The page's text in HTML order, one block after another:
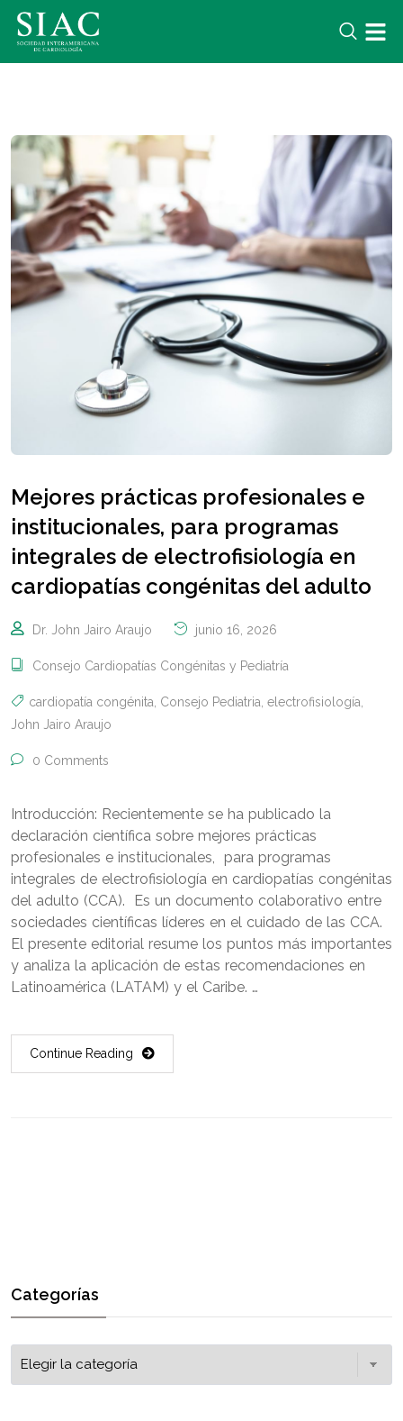
Mejores prácticas profesionales e
institucionales, para programas
integrales de electrofisiología en
cardiopatías congénitas del adulto
Dr. John Jairo Araujo junio 16, 2026
Consejo Cardiopatías Congénitas y Pediatría
cardiopatía congénita, Consejo Pediatria, electrofisiología,
John Jairo Araujo
0 Comments
Introducción: Recientemente se ha publicado la
declaración científica sobre mejores prácticas
profesionales e institucionales, para programas
integrales de electrofisiología en cardiopatías congénitas
del adulto (CCA). Es un documento colaborativo entre
sociedades científicas líderes en el cuidado de las CCA.
El presente editorial resume los puntos más importantes
y analiza la aplicación de estas recomendaciones en
Latinoamérica (LATAM) y el Caribe. …
Continue Reading
Categorías